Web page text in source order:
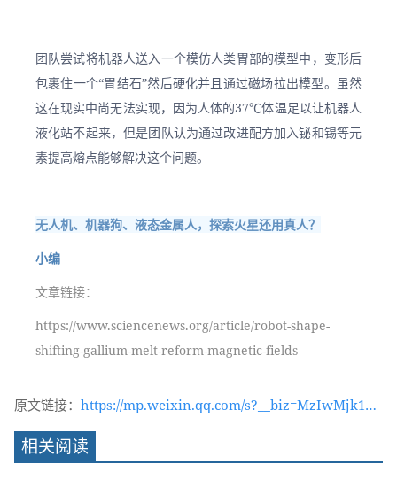
团队尝试将机器人送入一个模仿人类胃部的模型中，变形后
包裹住一个“胃结石”然后硬化并且通过磁场拉出模型。虽然
这在现实中尚无法实现，因为人体的37℃体温足以让机器人
液化站不起来，但是团队认为通过改进配方加入铋和锡等元
素提高熔点能够解决这个问题。
无人机、机器狗、液态金属人，探索火星还用真人？
小编
文章链接：
https://www.sciencenews.org/article/robot-shape-
shifting-gallium-melt-reform-magnetic-fields
原文链接： https://mp.weixin.qq.com/s?__biz=MzIwMjk1OT
c2MA==&mid=2247535974&idx=1&sn=1685aedd
ca6ec1f204e7b3e681e4fb99&chksm=96d4b399a1
相关阅读